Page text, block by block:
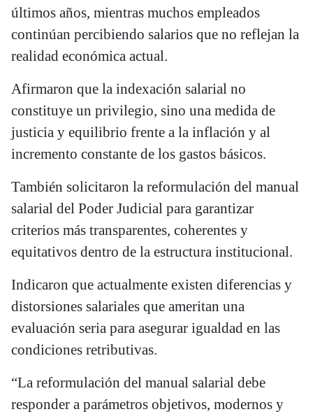
últimos años, mientras muchos empleados
continúan percibiendo salarios que no reflejan la
realidad económica actual.
Afirmaron que la indexación salarial no
constituye un privilegio, sino una medida de
justicia y equilibrio frente a la inflación y al
incremento constante de los gastos básicos.
También solicitaron la reformulación del manual
salarial del Poder Judicial para garantizar
criterios más transparentes, coherentes y
equitativos dentro de la estructura institucional.
Indicaron que actualmente existen diferencias y
distorsiones salariales que ameritan una
evaluación seria para asegurar igualdad en las
condiciones retributivas.
“La reformulación del manual salarial debe
responder a parámetros objetivos, modernos y